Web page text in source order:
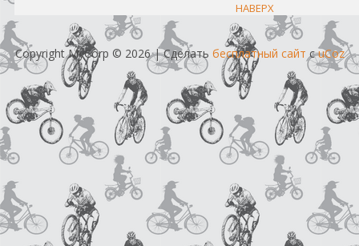
НАВЕРХ
Copyright MyCorp © 2026|Сделать бесплатный сайт сuCoz